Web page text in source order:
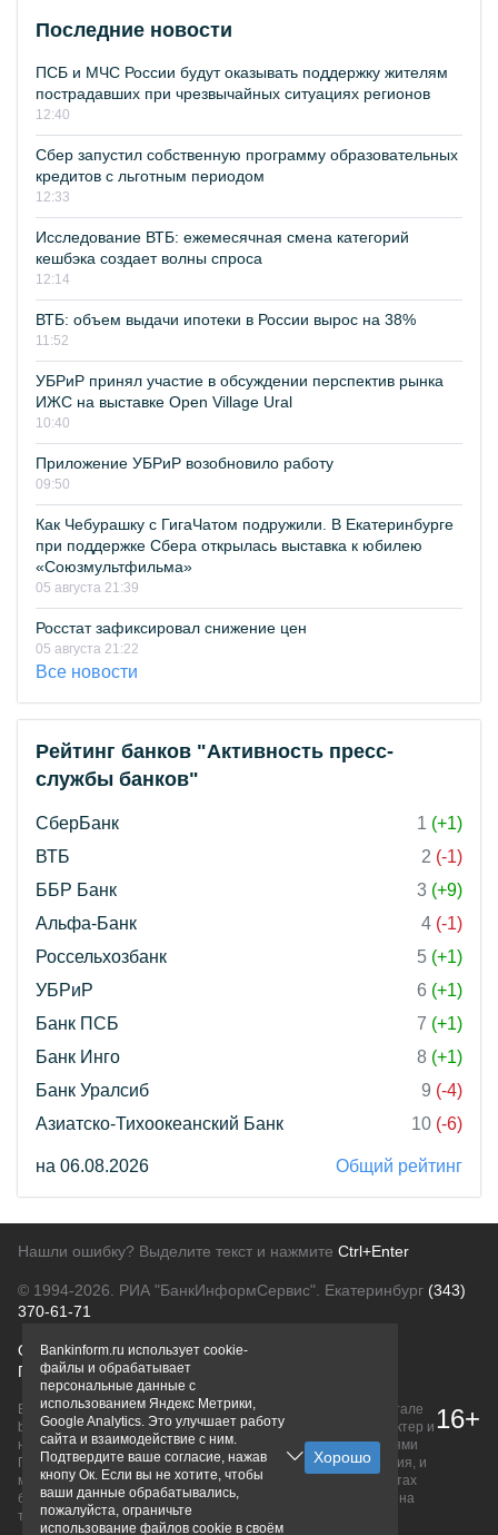
Последние новости
ПСБ и МЧС России будут оказывать поддержку жителям
пострадавших при чрезвычайных ситуациях регионов
12:40
Сбер запустил собственную программу образовательных
кредитов с льготным периодом
12:33
Исследование ВТБ: ежемесячная смена категорий
кешбэка создает волны спроса
12:14
ВТБ: объем выдачи ипотеки в России вырос на 38%
11:52
УБРиР принял участие в обсуждении перспектив рынка
ИЖС на выставке Open Village Ural
10:40
Приложение УБРиР возобновило работу
09:50
Как Чебурашку с ГигаЧатом подружили. В Екатеринбурге
при поддержке Сбера открылась выставка к юбилею
«Союзмультфильма»
05 августа 21:39
Росстат зафиксировал снижение цен
05 августа 21:22
Все новости
Рейтинг банков "Активность пресс-
службы банков"
СберБанк 1 (+1)
ВТБ
2 (-1)
ББР Банк
3 (+9)
Альфа-Банк
4 (-1)
Россельхозбанк
5 (+1)
УБРиР
6 (+1)
Банк ПСБ
7 (+1)
Банк Инго
8 (+1)
Банк Уралсиб
9 (-4)
Азиатско-Тихоокеанский Банк
10 (-6)
на 06.08.2026 Общий рейтинг
Нашли ошибку? Выделите текст и нажмите Ctrl+Enter
© 1994-2026. РИА "БанкИнформСервис". Екатеринбург (343)
370-61-71
О проектеПолитика конфиденциальности
Правовая информацияДля рекламодателей
Вся информация о продуктах банков, размещенная на портале
bankinform.ru, носит исключительно ознакомительный характер и
не является публичной офертой, определяемой положениями
ГК РФ. Информация не содержит точного и полного описания, и
может быть изменена. Конечные условия уточняйте на сайтах
банков или при личном обращении. Исключительное право на
товарные знаки принадлежит их правообладателям.
16+
Bankinform.ru использует cookie-
файлы и обрабатывает
персональные данные с
использованием Яндекс Метрики,
Google Analytics. Это улучшает работу
сайта и взаимодействие с ним.
Подтвердите ваше согласие, нажав
кнопу Ок. Если вы не хотите, чтобы
ваши данные обрабатывались,
пожалуйста, ограничьте
использование файлов cookie в своём